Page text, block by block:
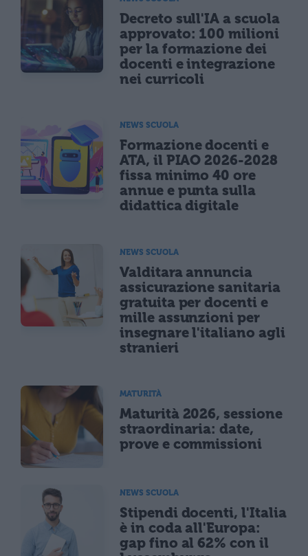
Decreto sull'IA a scuola
approvato: 100 milioni
per la formazione dei
docenti e integrazione
nei curricoli
NEWS SCUOLA
Formazione docenti e
ATA, il PIAO 2026-2028
fissa minimo 40 ore
annue e punta sulla
didattica digitale
NEWS SCUOLA
Valditara annuncia
assicurazione sanitaria
gratuita per docenti e
mille assunzioni per
insegnare l'italiano agli
stranieri
MATURITÀ
Maturità 2026, sessione
straordinaria: date,
prove e commissioni
NEWS SCUOLA
Stipendi docenti, l'Italia
è in coda all'Europa:
gap fino al 62% con il